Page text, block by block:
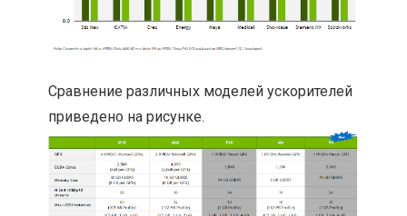
Сравнение различных моделей ускорителей
приведено на рисунке.